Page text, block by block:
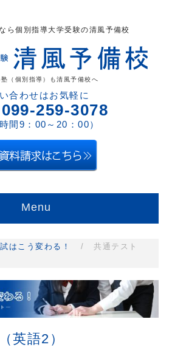
ら個別指導大学受験の清風予備校
（個別指導）も清風予備校へ
合わせはお気軽に
099-259-3078
時間9：00～20：00）
Menu
はこう変わる！ /
共通テスト
英語2）